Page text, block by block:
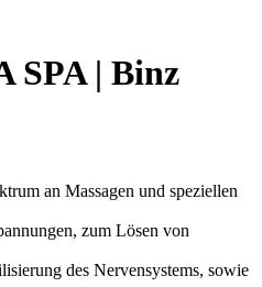
SPA | Binz
an Massagen und speziellen
zum Lösen von
des Nervensystems, sowie